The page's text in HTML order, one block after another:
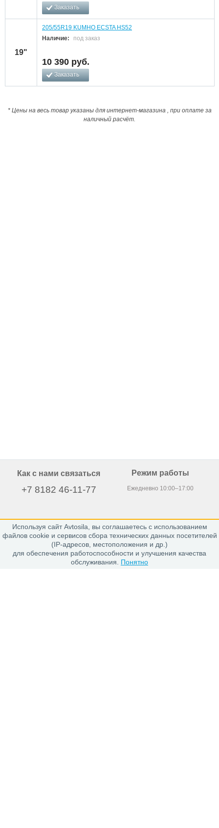
Используя сайт Avtosila, вы соглашаетесь с использованием
файлов cookie и сервисов сбора технических данных посетителей
(IP-адресов, местоположения и др.)
для обеспечения работоспособности и улучшения качества
обслуживания. Понятно
Заказать
19"
205/55R19 KUMHO ECSTA HS52
Наличие:
под заказ
10 390 руб.
Заказать
* Цены на весь товар указаны для интернет-магазина , при оплате за
наличный расчёт.
Как с нами связаться
+7 8182 46-11-77
163020, г. Архангельск,
пр. Никольский 15, офис 212
Режим работы
Ежедневно 10:00–17:00
Каталог